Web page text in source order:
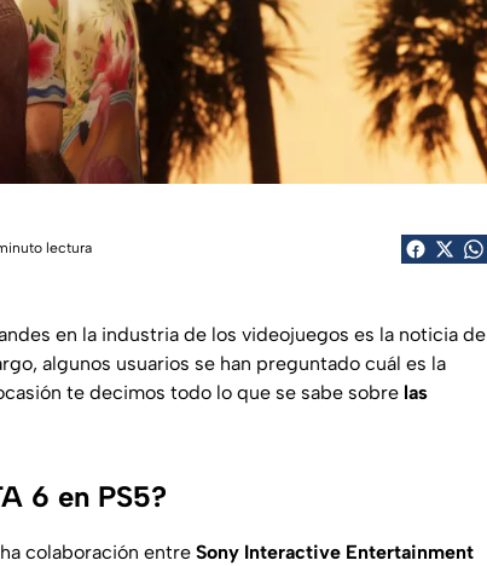
lectura
en la industria de los videojuegos es la noticia de
algunos usuarios se han preguntado cuál es la
te decimos todo lo que se sabe sobre las
6 en PS5?
colaboración entre Sony Interactive Entertainment